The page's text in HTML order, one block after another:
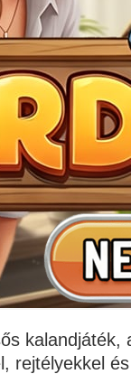
kalandjáték,
rejtélyekkel